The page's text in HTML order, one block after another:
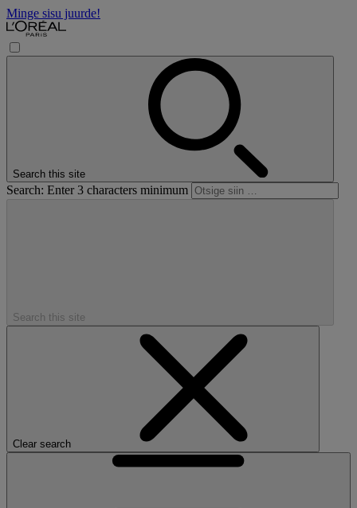
Minge sisu juurde!
Search this site
Search: Enter 3 characters minimum
Search this site
Clear search